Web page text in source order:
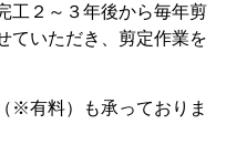
工２～３年後から毎年剪
ていただき、剪定作業を
※有料）も承っておりま